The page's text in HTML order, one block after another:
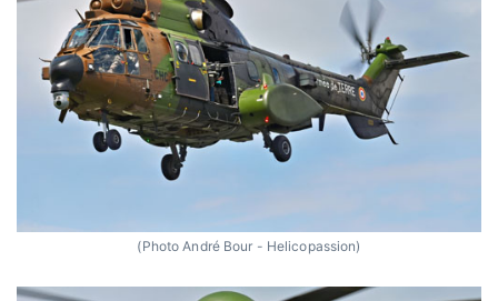
(Photo André Bour - Helicopassion)